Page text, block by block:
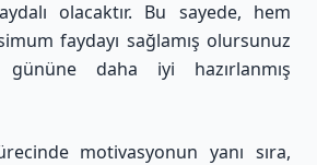
olacaktır. Bu sayede, hem
faydayı sağlamış olursunuz
daha iyi hazırlanmış
motivasyonun yanı sıra,